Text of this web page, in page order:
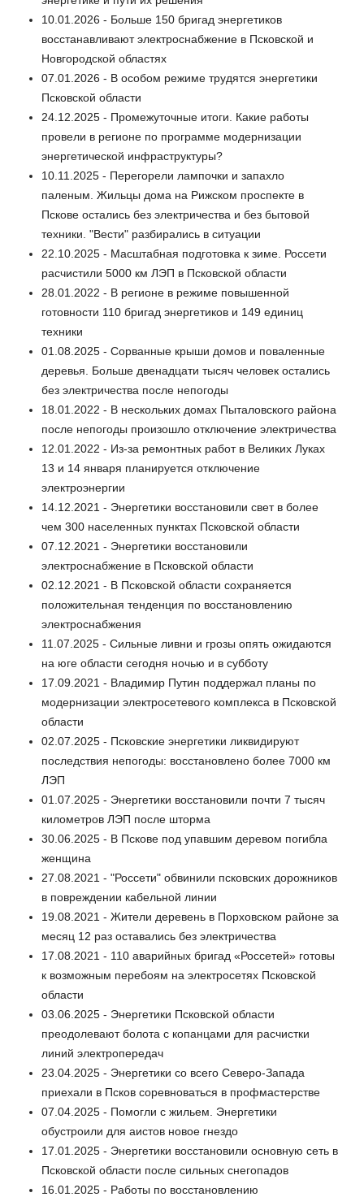
10.01.2026 - Больше 150 бригад энергетиков
восстанавливают электроснабжение в Псковской и
Новгородской областях
07.01.2026 - В особом режиме трудятся энергетики
Псковской области
24.12.2025 - Промежуточные итоги. Какие работы
провели в регионе по программе модернизации
энергетической инфраструктуры?
10.11.2025 - Перегорели лампочки и запахло
паленым. Жильцы дома на Рижском проспекте в
Пскове остались без электричества и без бытовой
техники. "Вести" разбирались в ситуации
22.10.2025 - Масштабная подготовка к зиме. Россети
расчистили 5000 км ЛЭП в Псковской области
28.01.2022 - В регионе в режиме повышенной
готовности 110 бригад энергетиков и 149 единиц
техники
01.08.2025 - Сорванные крыши домов и поваленные
деревья. Больше двенадцати тысяч человек остались
без электричества после непогоды
18.01.2022 - В нескольких домах Пыталовского района
после непогоды произошло отключение электричества
12.01.2022 - Из-за ремонтных работ в Великих Луках
13 и 14 января планируется отключение
электроэнергии
14.12.2021 - Энергетики восстановили свет в более
чем 300 населенных пунктах Псковской области
07.12.2021 - Энергетики восстановили
электроснабжение в Псковской области
02.12.2021 - В Псковской области сохраняется
положительная тенденция по восстановлению
электроснабжения
11.07.2025 - Сильные ливни и грозы опять ожидаются
на юге области сегодня ночью и в субботу
17.09.2021 - Владимир Путин поддержал планы по
модернизации электросетевого комплекса в Псковской
области
02.07.2025 - Псковские энергетики ликвидируют
последствия непогоды: восстановлено более 7000 км
ЛЭП
01.07.2025 - Энергетики восстановили почти 7 тысяч
километров ЛЭП после шторма
30.06.2025 - В Пскове под упавшим деревом погибла
женщина
27.08.2021 - "Россети" обвинили псковских дорожников
в повреждении кабельной линии
19.08.2021 - Жители деревень в Порховском районе за
месяц 12 раз оставались без электричества
17.08.2021 - 110 аварийных бригад «Россетей» готовы
к возможным перебоям на электросетях Псковской
области
03.06.2025 - Энергетики Псковской области
преодолевают болота с копанцами для расчистки
линий электропередач
23.04.2025 - Энергетики со всего Северо-Запада
приехали в Псков соревноваться в профмастерстве
07.04.2025 - Помогли с жильем. Энергетики
обустроили для аистов новое гнездо
17.01.2025 - Энергетики восстановили основную сеть в
Псковской области после сильных снегопадов
16.01.2025 - Работы по восстановлению